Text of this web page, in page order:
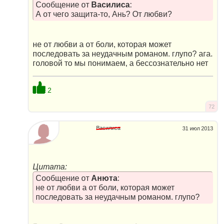
Сообщение от Василиса:
А от чего защита-то, Ань? От любви?
не от любви а от боли, которая может
последовать за неудачным романом. глупо? ага.
головой то мы понимаем, а бессознательно нет
2
72
31 июл 2013
Василиса
Цитата:
Сообщение от Анюта:
не от любви а от боли, которая может
последовать за неудачным романом. глупо?